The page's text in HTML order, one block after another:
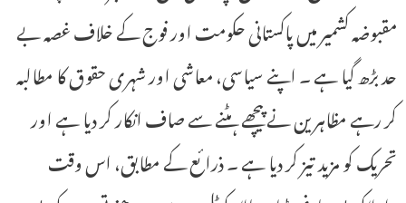
مقبوضہ کشمیر میں پاکستانی حکومت اور فوج کے خلاف غصہ بے
حد بڑھ گیا ہے ۔ اپنے سیاسی، معاشی اور شہری حقوق کا مطالبہ
کر رہے مظاہرین نے پیچھے ہٹنے سے صاف انکار کر دیا ہے اور
تحریک کو مزید تیز کر دیا ہے ۔ ذرائع کے مطابق، اس وقت